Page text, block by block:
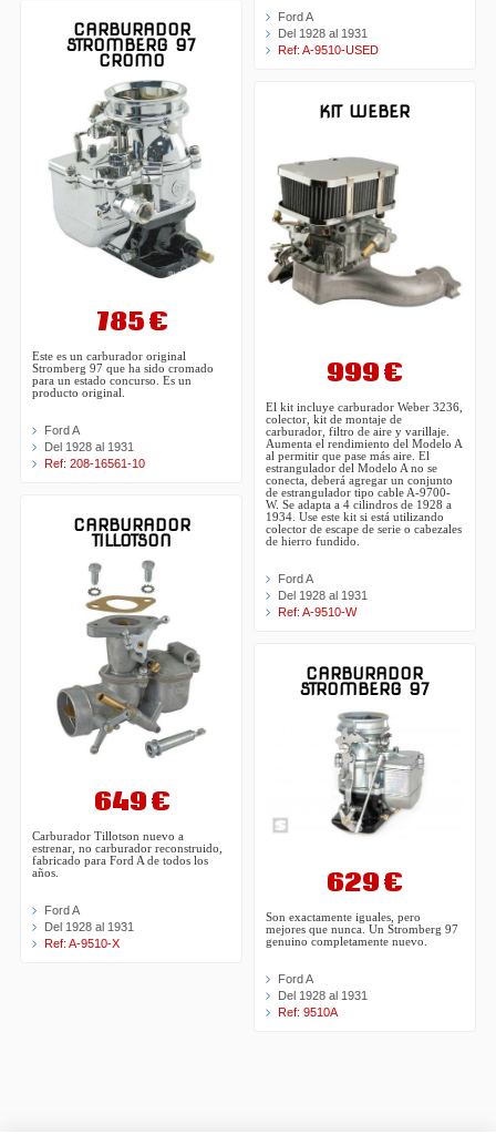
CARBURADOR
STROMBERG 97
CROMO
785 €
Este es un carburador original
Stromberg 97 que ha sido cromado
para un estado concurso. Es un
producto original.
Ford A
Del 1928 al 1931
Ref: 208-16561-10
CARBURADOR
TILLOTSON
649 €
Carburador Tillotson nuevo a
estrenar, no carburador reconstruido,
fabricado para Ford A de todos los
años.
Ford A
Del 1928 al 1931
Ref: A-9510-X
Ford A
Del 1928 al 1931
Ref: A-9510-USED
KIT WEBER
999 €
El kit incluye carburador Weber 3236,
colector, kit de montaje de
carburador, filtro de aire y varillaje.
Aumenta el rendimiento del Modelo A
al permitir que pase más aire. El
estrangulador del Modelo A no se
conecta, deberá agregar un conjunto
de estrangulador tipo cable A-9700-
W. Se adapta a 4 cilindros de 1928 a
1934. Use este kit si está utilizando
colector de escape de serie o cabezales
de hierro fundido.
Ford A
Del 1928 al 1931
Ref: A-9510-W
CARBURADOR
STROMBERG 97
629 €
Son exactamente iguales, pero
mejores que nunca. Un Stromberg 97
genuino completamente nuevo.
Ford A
Del 1928 al 1931
Ref: 9510A